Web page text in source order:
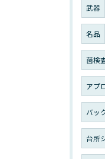
武器
名品
菌検
アプ
バッ
台所